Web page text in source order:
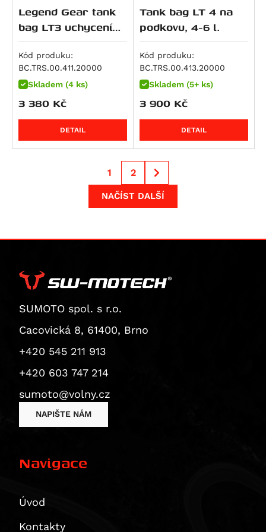
R 1300 GS Triple Black
R 1300 GS Trophy
R 1300 R
R 1300 RS
R 1300 RT
R 18
R 18 B
Streetfighter 1100 S
Streetfighter V4S SP
Streetfighter V4
Streetfighter V4S
Diavel V4
Multistrada V4 Pikes Peak
Multistrada V4 Rally
Multistrada V4 S
Multistrada V4 S Grand Tour
Multistrada V4 S Sport
Superbike 1198
Superbike 1199 Panigale S
Diavel
Monster 1200 S
Multistrada 1200
Multistrada 1200 Enduro
Multistrada 1200 S
Diavel 1260
Multistrada 1260 / S / S D|Air / Pikes Peak
Multistrada 1260 S D/Air
Skladem (4 ks)
Legend Gear tank
bag LT3 uchycení
na podkovu řady
PRO černý 3-5L
Kód produku:
BC.TRS.00.411.20000
3 380 Kč
DETAIL
Skladem (5+ ks)
Tank bag LT 4 na
podkovu, 4-6 l.
Kód produku:
BC.TRS.00.413.20000
3 900 Kč
DETAIL
NAČÍST DALŠÍ
1 2
SUMOTO spol. s r.o.
Cacovická 8, 61400, Brno
+420 545 211 913
+420 603 747 214
sumoto@volny.cz
NAPIŠTE NÁM
Navigace
Úvod
Kontakty